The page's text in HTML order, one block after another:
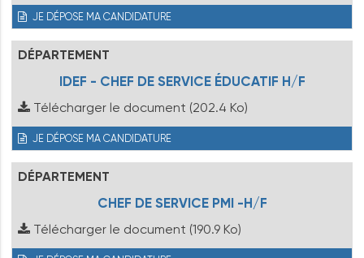
JE DÉPOSE MA CANDIDATURE
DÉPARTEMENT
IDEF - CHEF DE SERVICE ÉDUCATIF H/F
Télécharger le document (202.4 Ko)
JE DÉPOSE MA CANDIDATURE
DÉPARTEMENT
CHEF DE SERVICE PMI -H/F
Télécharger le document (190.9 Ko)